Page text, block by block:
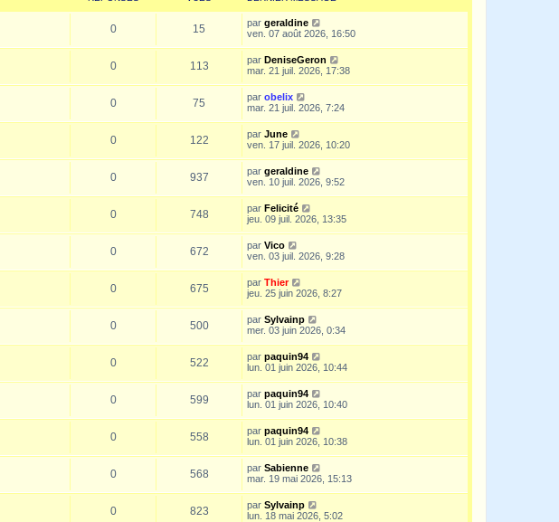
0 15 par geraldine
ven. 07 août 2026, 16:50
0 113 par DeniseGeron
mar. 21 juil. 2026, 17:38
0 75 par obelix
mar. 21 juil. 2026, 7:24
0 122 par June
ven. 17 juil. 2026, 10:20
0 937 par geraldine
ven. 10 juil. 2026, 9:52
0 748 par Felicité
jeu. 09 juil. 2026, 13:35
0 672 par Vico
ven. 03 juil. 2026, 9:28
0 675 par Thier
jeu. 25 juin 2026, 8:27
0 500 par Sylvainp
mer. 03 juin 2026, 0:34
0 522 par paquin94
lun. 01 juin 2026, 10:44
0 599 par paquin94
lun. 01 juin 2026, 10:40
0 558 par paquin94
lun. 01 juin 2026, 10:38
0 568 par Sabienne
mar. 19 mai 2026, 15:13
0 823 par Sylvainp
lun. 18 mai 2026, 5:02